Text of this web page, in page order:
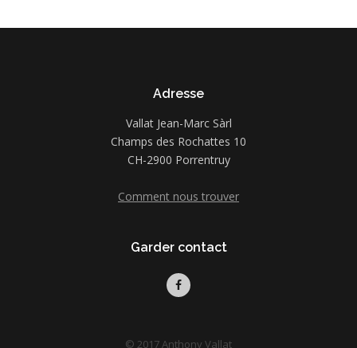
Adresse
Vallat Jean-Marc Sàrl
Champs des Rochattes 10
CH-2900 Porrentruy
Comment nous trouver
Garder contact
© 2017 Anthony Vallat